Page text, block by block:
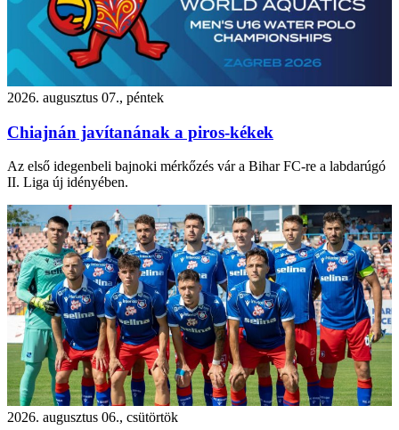
2026. augusztus 07., péntek
Chiajnán javítanának a piros-kékek
Az első idegenbeli bajnoki mérkőzés vár a Bihar FC-re a labdarúgó
II. Liga új idényében.
2026. augusztus 06., csütörtök